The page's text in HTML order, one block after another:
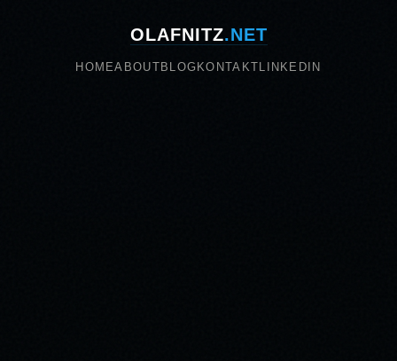
OLAFNITZ.NET
HOMEABOUT BLOG KONTAKT LINKEDIN